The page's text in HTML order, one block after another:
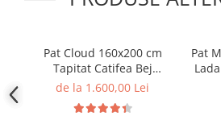
Pat Cloud 160x200 cm
Tapitat Catifea Bej
Somiera Inclusa
de la 1.600,00 Lei
Pat